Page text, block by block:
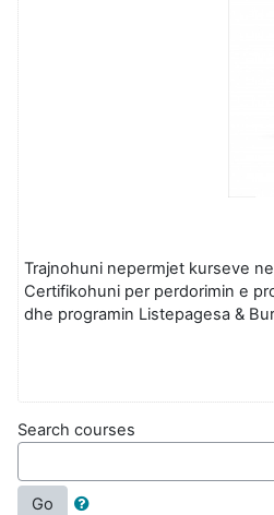
Trajnohuni nepermjet kurseve
Certifikohuni per perdorimin e
dhe programin Listepagesa &
Search courses
Go